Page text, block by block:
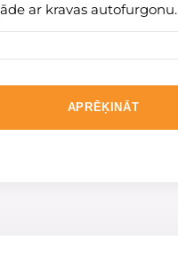
ar kravas autofurgonu.
APRĒĶINĀT